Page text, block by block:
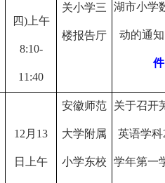
四)上午
8:10-
11:40
关小学三
楼报告厅
湖市小学
动的通知
件
12月 13
日上午
安徽师范
大学附属
小学东校
关于召开
英语学科
学年第一